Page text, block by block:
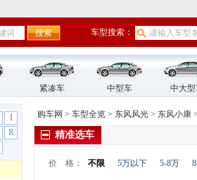
车型搜索：
紧凑车 中型车 中大
I
R
购车网 > 车型全览 > 东风风光 > 东风小康
精准选车
价 格： 不限 5万以下 5-8万